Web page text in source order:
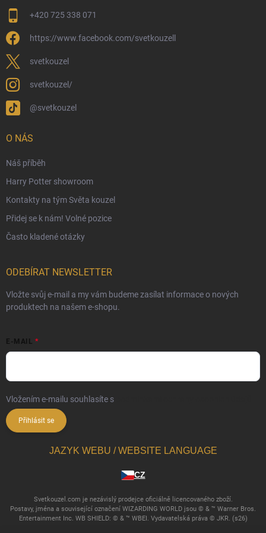
Reklamace a vrácení zboží
Věrnostní program
Velkoobchod
Ekologické balení objednávek
Podmínky ochrany osobních údajů
Ochranné známky a autorská práva
+420 725 338 071
https://www.facebook.com/svetkouzell
svetkouzel
svetkouzel/
@svetkouzel
O NÁS
Náš příběh
Harry Potter showroom
Kontakty na tým Světa kouzel
Přidej se k nám! Volné pozice
Často kladené otázky
ODEBÍRAT NEWSLETTER
Vložte svůj e-mail a my vám budeme zasílat informace o nových
produktech na našem e-shopu.
E-MAIL
Vložením e-mailu souhlasíte s
Přihlásit se
JAZYK WEBU / WEBSITE LANGUAGE
CZ
Svetkouzel.com je nezávislý prodejce oficiálně licencovaného zboží.
Postavy, jména a související označení WIZARDING WORLD jsou © & ™ Warner Bros.
Entertainment Inc. WB SHIELD: © & ™ WBEI. Vydavatelská práva © JKR. (s26)